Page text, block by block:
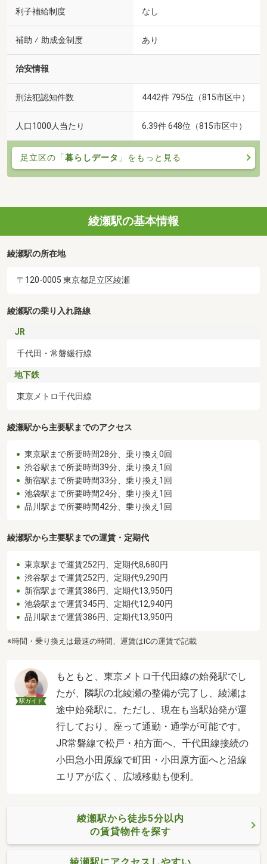
利子補給制度 なし
補助 ⁄ 助成金制度 あり
治安情報
刑法犯認知件数 4442件 795位（815市区中）
人口1000人当たり 6.39件 648位（815市区中）
足立区の「暮らしデータ 」をもっと見る
綾瀬駅の基本情報
綾瀬駅の所在地
〒120-0005 東京都足立区綾瀬
綾瀬駅の乗り入れ路線
JR
千代田・常磐緩行線
地下鉄
東京メトロ千代田線
綾瀬駅から主要駅までのアクセス
東京駅まで所要時間28分、乗り換え0回
渋谷駅まで所要時間39分、乗り換え1回
新宿駅まで所要時間33分、乗り換え1回
池袋駅まで所要時間24分、乗り換え1回
品川駅まで所要時間42分、乗り換え1回
綾瀬駅から主要駅までの運賃・定期代
東京駅まで運賃252円、定期代8,680円
渋谷駅まで運賃252円、定期代9,290円
新宿駅まで運賃386円、定期代13,950円
池袋駅まで運賃345円、定期代12,940円
品川駅まで運賃386円、定期代13,950円
※時間・乗り換えは最速の時間、運賃はICの運賃で記載
駅ガイド
もともと、東京メトロ千代田線の始発駅でし
たが、隣駅の北綾瀬の整備が完了し、綾瀬は
途中始発駅に。ただし、現在も当駅始発が運
行しており、座って通勤・通学が可能です。
JR常磐線で松戸・柏方面へ、千代田線接続の
小田急小田原線で町田・小田原方面へと沿線
エリアが広く、広域移動も便利。
綾瀬駅から徒歩5分以内
の賃貸物件を探す